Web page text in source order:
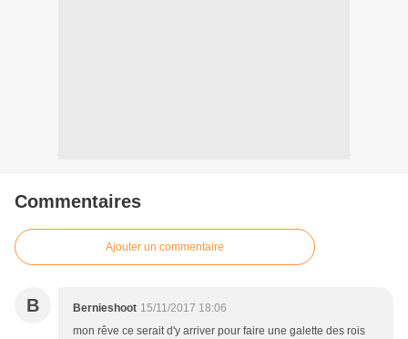
Commentaires
Ajouter un commentaire
B Bernieshoot 15/11/2017 18:06
mon rêve ce serait d'y arriver pour faire une galette des rois